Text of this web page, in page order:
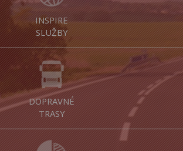
INSPIRE
SLUŽBY
DOPRAVNÉ
TRASY